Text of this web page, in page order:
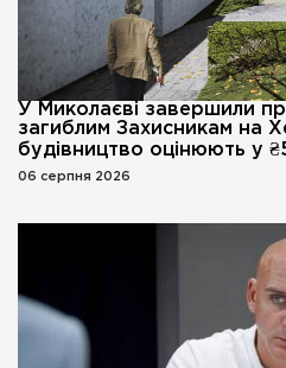
У Миколаєві завершили
загиблим Захисникам на
будівництво оцінюють у
06 серпня 2026